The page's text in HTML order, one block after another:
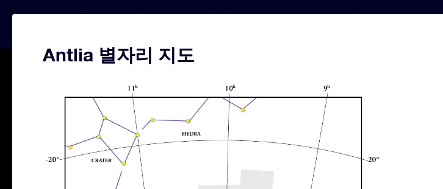
Antlia 별자리 지도